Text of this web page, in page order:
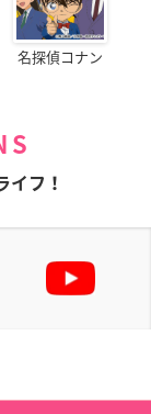
名探偵コナン
イフ！